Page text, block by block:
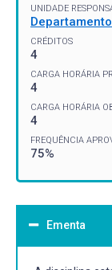
UNIDADE
CRÉDITOS
4
CARGA HORÁRIA
4
CARGA HORÁRIA
4
FREQUÊNCIA
75%
Ementa